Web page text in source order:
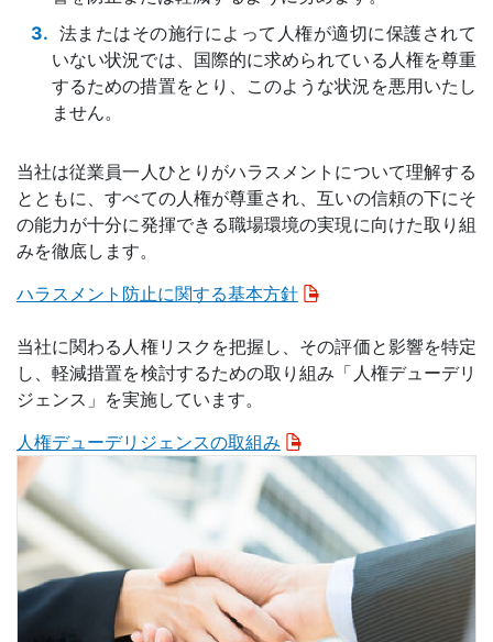
法またはその施行によって人権が適切に保護されて
いない状況では、国際的に求められている人権を尊重
するための措置をとり、このような状況を悪用いたし
ません。
当社は従業員一人ひとりがハラスメントについて理解する
とともに、すべての人権が尊重され、互いの信頼の下にそ
の能力が十分に発揮できる職場環境の実現に向けた取り組
みを徹底します。
ハラスメント防止に関する基本方針
当社に関わる人権リスクを把握し、その評価と影響を特定
し、軽減措置を検討するための取り組み「人権デューデリ
ジェンス」を実施しています。
人権デューデリジェンスの取組み